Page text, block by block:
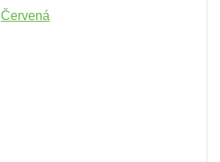
Červená